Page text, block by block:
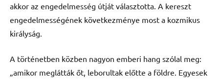
akkor az engedelmesség útját választotta. A kereszt
engedelmességének következménye most a kozmikus
királyság.
A történetben közben nagyon emberi hang szólal meg:
„amikor meglátták őt, leborultak előtte a földre. Egyesek